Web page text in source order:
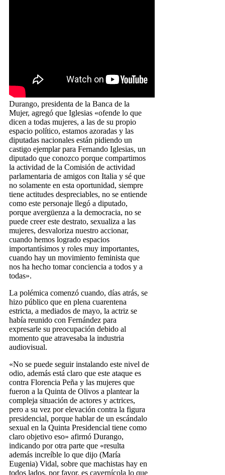
Durango, presidenta de la Banca de la
Mujer, agregó que Iglesias «ofende lo que
dicen a todas mujeres, a las de su propio
espacio político, estamos azoradas y las
diputadas nacionales están pidiendo un
castigo ejemplar para Fernando Iglesias, un
diputado que conozco porque compartimos
la actividad de la Comisión de actividad
parlamentaria de amigos con Italia y sé que
no solamente en esta oportunidad, siempre
tiene actitudes despreciables, no se entiende
como este personaje llegó a diputado,
porque avergüenza a la democracia, no se
puede creer este destrato, sexualiza a las
mujeres, desvaloriza nuestro accionar,
cuando hemos logrado espacios
importantísimos y roles muy importantes,
cuando hay un movimiento feminista que
nos ha hecho tomar conciencia a todos y a
todas».
La polémica comenzó cuando, días atrás, se
hizo público que en plena cuarentena
estricta, a mediados de mayo, la actriz se
había reunido con Fernández para
expresarle su preocupación debido al
momento que atravesaba la industria
audiovisual.
«No se puede seguir instalando este nivel de
odio, además está claro que este ataque es
contra Florencia Peña y las mujeres que
fueron a la Quinta de Olivos a plantear la
compleja situación de actores y actrices,
pero a su vez por elevación contra la figura
presidencial, porque hablar de un escándalo
sexual en la Quinta Presidencial tiene como
claro objetivo eso» afirmó Durango,
indicando por otra parte que «resulta
además increíble lo que dijo (María
Eugenia) Vidal, sobre que machistas hay en
todos lados, por favor, es cavernícola lo que